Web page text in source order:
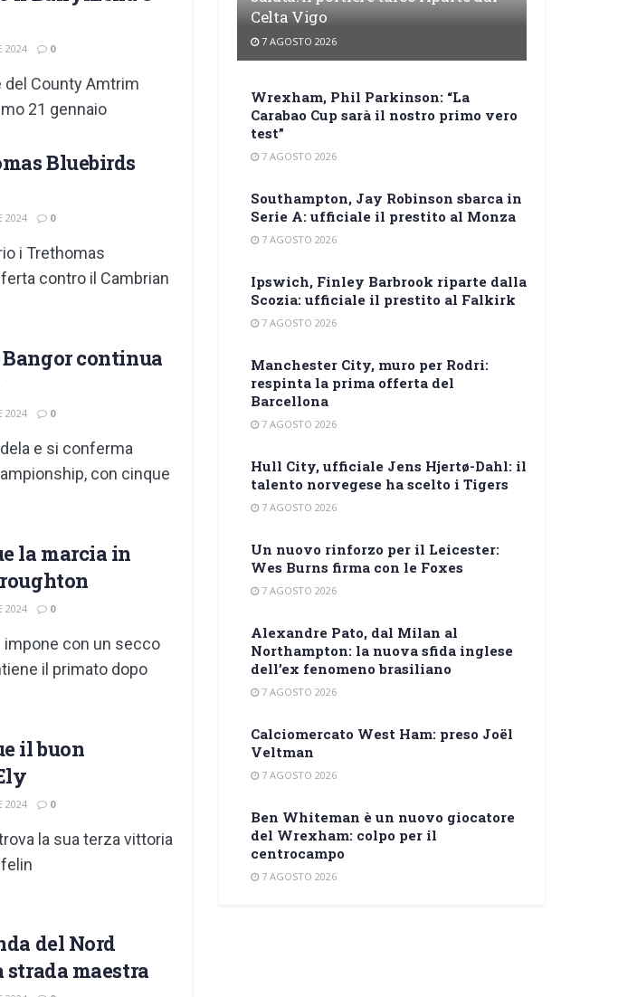
2024 0
del County Amtrim
21 gennaio
Bluebirds
2024 0
i Trethomas
contro il Cambrian
continua
2024 0
e si conferma
con cinque
la marcia in
2024 0
impone con un secco
il primato dopo
il buon
2024 0
la sua terza vittoria
del Nord
maestra
Celta Vigo
7 AGOSTO 2026
Wrexham, Phil Parkinson: “La
Carabao Cup sarà il nostro primo vero
test”
7 AGOSTO 2026
Southampton, Jay Robinson sbarca in
Serie A: ufficiale il prestito al Monza
7 AGOSTO 2026
Ipswich, Finley Barbrook riparte dalla
Scozia: ufficiale il prestito al Falkirk
7 AGOSTO 2026
Manchester City, muro per Rodri:
respinta la prima offerta del
Barcellona
7 AGOSTO 2026
Hull City, ufficiale Jens Hjertø-Dahl: il
talento norvegese ha scelto i Tigers
7 AGOSTO 2026
Un nuovo rinforzo per il Leicester:
Wes Burns firma con le Foxes
7 AGOSTO 2026
Alexandre Pato, dal Milan al
Northampton: la nuova sfida inglese
dell’ex fenomeno brasiliano
7 AGOSTO 2026
Calciomercato West Ham: preso Joël
Veltman
7 AGOSTO 2026
Ben Whiteman è un nuovo giocatore
del Wrexham: colpo per il
centrocampo
7 AGOSTO 2026